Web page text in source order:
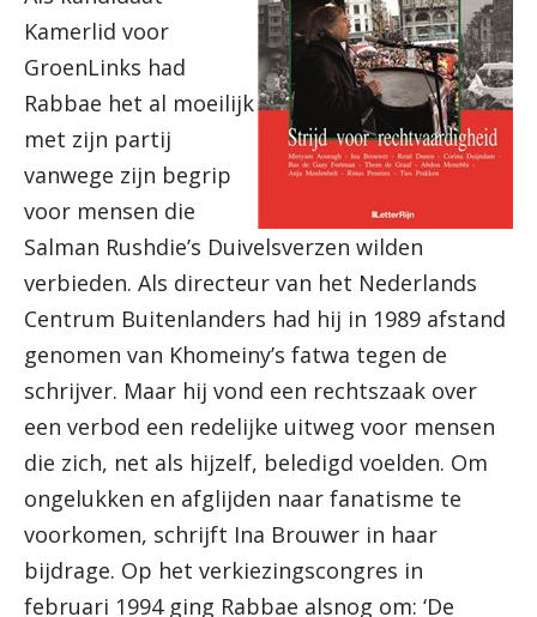
Kamerlid voor
GroenLinks had
Rabbae het al moeilijk
met zijn partij
vanwege zijn begrip
voor mensen die
Salman Rushdie’s Duivelsverzen wilden
verbieden. Als directeur van het Nederlands
Centrum Buitenlanders had hij in 1989 afstand
genomen van Khomeiny’s fatwa tegen de
schrijver. Maar hij vond een rechtszaak over
een verbod een redelijke uitweg voor mensen
die zich, net als hijzelf, beledigd voelden. Om
ongelukken en afglijden naar fanatisme te
voorkomen, schrijft Ina Brouwer in haar
bijdrage. Op het verkiezingscongres in
februari 1994 ging Rabbae alsnog om: ‘De